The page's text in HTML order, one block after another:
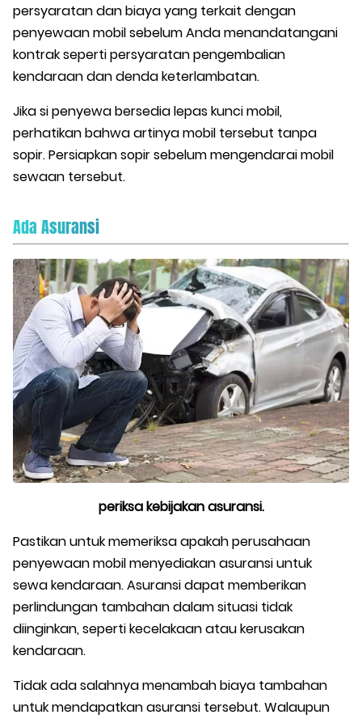
persyaratan dan biaya yang terkait dengan
penyewaan mobil sebelum Anda menandatangani
kontrak seperti persyaratan pengembalian
kendaraan dan denda keterlambatan.
Jika si penyewa bersedia lepas kunci mobil,
perhatikan bahwa artinya mobil tersebut tanpa
sopir. Persiapkan sopir sebelum mengendarai mobil
sewaan tersebut.
Ada Asuransi
periksa kebijakan asuransi.
Pastikan untuk memeriksa apakah perusahaan
penyewaan mobil menyediakan asuransi untuk
sewa kendaraan. Asuransi dapat memberikan
perlindungan tambahan dalam situasi tidak
diinginkan, seperti kecelakaan atau kerusakan
kendaraan.
Tidak ada salahnya menambah biaya tambahan
untuk mendapatkan asuransi tersebut. Walaupun